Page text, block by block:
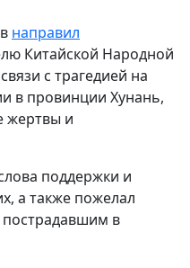
направил
Китайской Народной
с трагедией на
в провинции Хунань,
жертвы и
поддержки и
а также пожелал
в